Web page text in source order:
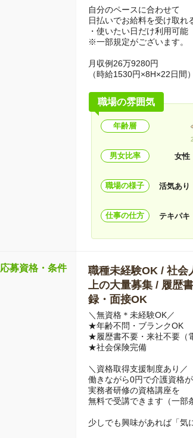
自分のペースに合わせて
日払いでお給料を受け取れ
・使いたい日だけ利用可能
※一部規定がございます。
月収例26万9280円
（時給1530円×8H×22日間）
職場の雰囲気
年齢層
男女比率 女性
職場の様子 活気あり
仕事の仕方 テキパキ
応募資格・条件
職種未経験OK / 社会
上の大量募集 / 履歴
録・面接OK
＼無資格＊未経験OK／
★年齢不問・ブランクOK
★履歴書不要・来社不要（
★社会保険完備
＼資格取得支援制度あり／
働きながら0円で介護資格が
実務者研修の資格講座を
無料で受講できます（一部
少しでも興味があれば「気